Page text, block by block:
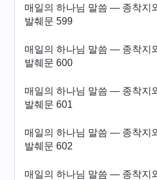
매일의 하나님 말씀 ― 종착지
발췌문 599
매일의 하나님 말씀 ― 종착지
발췌문 600
매일의 하나님 말씀 ― 종착지
발췌문 601
매일의 하나님 말씀 ― 종착지
발췌문 602
매일의 하나님 말씀 ― 종착지